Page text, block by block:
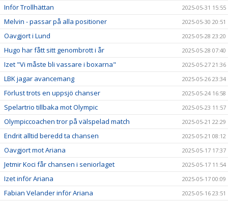
Inför Trollhättan 2025-05-31 15:55
Melvin - passar på alla positioner 2025-05-30 20:51
Oavgjort i Lund 2025-05-28 23:20
Hugo har fått sitt genombrott i år 2025-05-28 07:40
Izet "Vi måste bli vassare i boxarna" 2025-05-27 21:36
LBK jagar avancemang 2025-05-26 23:34
Förlust trots en uppsjö chanser 2025-05-24 16:58
Spelartrio tillbaka mot Olympic 2025-05-23 11:57
Olympiccoachen tror på välspelad match 2025-05-21 22:29
Endrit alltid beredd ta chansen 2025-05-21 08:12
Oavgjort mot Ariana 2025-05-17 17:37
Jetmir Koci får chansen i seniorlaget 2025-05-17 11:54
Izet inför Ariana 2025-05-17 00:09
Fabian Velander inför Ariana 2025-05-16 23:51